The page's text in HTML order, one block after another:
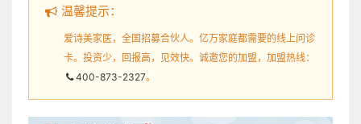
温馨提示：
爱诗美家医，全国招募合伙人。亿万家庭都需要的线上问诊
卡。投资少，回报高，见效快。诚邀您的加盟，加盟热线：
400-873-2327。